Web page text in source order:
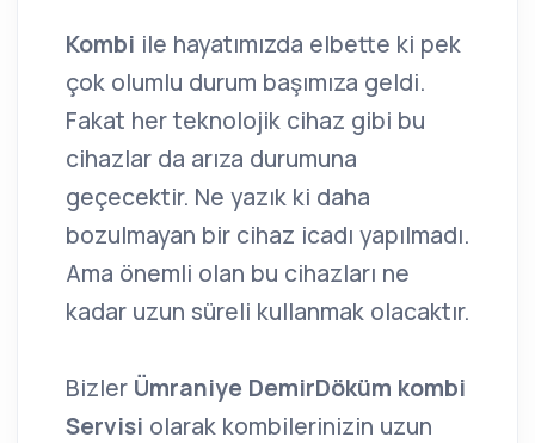
Kombi ile hayatımızda elbette ki pek
çok olumlu durum başımıza geldi.
Fakat her teknolojik cihaz gibi bu
cihazlar da arıza durumuna
geçecektir. Ne yazık ki daha
bozulmayan bir cihaz icadı yapılmadı.
Ama önemli olan bu cihazları ne
kadar uzun süreli kullanmak olacaktır.
Bizler Ümraniye DemirDöküm kombi
Servisi olarak kombilerinizin uzun